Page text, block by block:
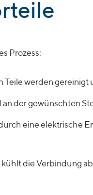
Prozess:
Teile werden gereinigt
an der gewünschten
eine elektrische
die Verbindung